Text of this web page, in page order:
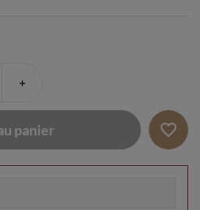
+
panier favorite_border